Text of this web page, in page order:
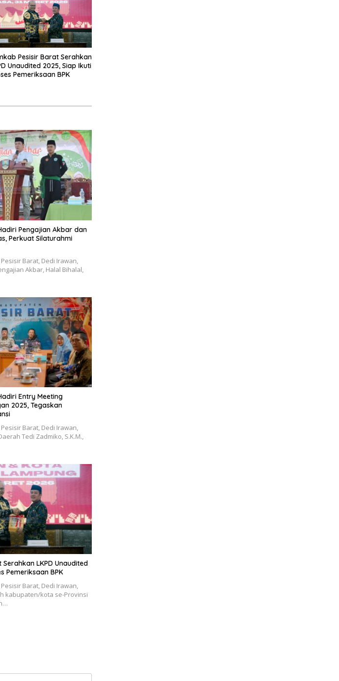
Pesisir Barat Serahkan
Unaudited 2025, Siap Ikuti
Pemeriksaan BPK
Pengajian Akbar dan
Perkuat Silaturahmi
Pesisir Barat, Dedi Irawan,
Akbar, Halal Bihalal,
Entry Meeting
2025, Tegaskan
Pesisir Barat, Dedi Irawan,
Tedi Zadmiko, S.K.M.,
LKPD Unaudited
Pemeriksaan BPK
Pesisir Barat, Dedi Irawan,
kabupaten/kota se-Provinsi